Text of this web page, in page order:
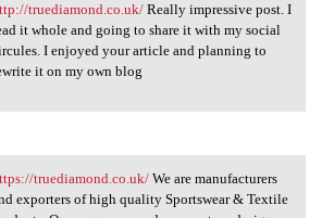
truediamond.co.uk/
truediamond.co.uk/Really impressive post. I
it whole and going to share it with my social
I enjoyed your article and planning to
it on my own blog
truediamond.co.uk/ We
truediamond.co.uk/We are manufacturers
exporters of high quality Sportswear & Textile